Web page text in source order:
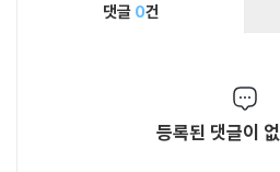
댓글 0건
등록된 댓글이